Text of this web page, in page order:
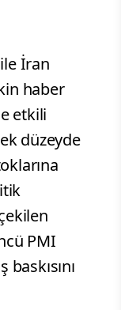
İran
haber
etkili
düzeyde
PMI